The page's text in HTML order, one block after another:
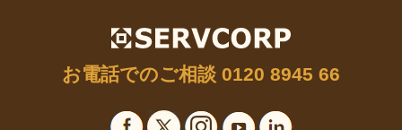
お電話でのご相談 0120 8945 66